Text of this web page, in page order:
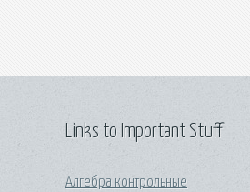
Links to Important Stuff
Алгебра контрольные